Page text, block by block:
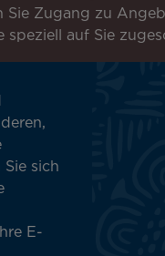
zu
Sie sich
E-
Sie Zugang zu
speziell auf Sie